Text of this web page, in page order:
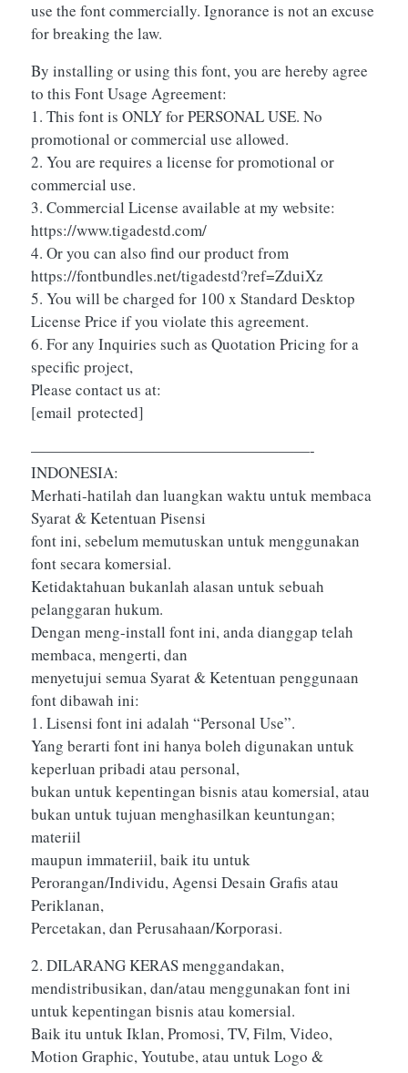
use the font commercially. Ignorance is not an excuse
for breaking the law.
By installing or using this font, you are hereby agree
to this Font Usage Agreement:
1. This font is ONLY for PERSONAL USE. No
promotional or commercial use allowed.
2. You are requires a license for promotional or
commercial use.
3. Commercial License available at my website:
https://www.tigadestd.com/
4. Or you can also find our product from
https://fontbundles.net/tigadestd?ref=ZduiXz
5. You will be charged for 100 x Standard Desktop
License Price if you violate this agreement.
6. For any Inquiries such as Quotation Pricing for a
specific project,
Please contact us at:
[email protected]
——————————————————-
INDONESIA:
Merhati-hatilah dan luangkan waktu untuk membaca
Syarat & Ketentuan Pisensi
font ini, sebelum memutuskan untuk menggunakan
font secara komersial.
Ketidaktahuan bukanlah alasan untuk sebuah
pelanggaran hukum.
Dengan meng-install font ini, anda dianggap telah
membaca, mengerti, dan
menyetujui semua Syarat & Ketentuan penggunaan
font dibawah ini:
1. Lisensi font ini adalah “Personal Use”.
Yang berarti font ini hanya boleh digunakan untuk
keperluan pribadi atau personal,
bukan untuk kepentingan bisnis atau komersial, atau
bukan untuk tujuan menghasilkan keuntungan;
materiil
maupun immateriil, baik itu untuk
Perorangan/Individu, Agensi Desain Grafis atau
Periklanan,
Percetakan, dan Perusahaan/Korporasi.
2. DILARANG KERAS menggandakan,
mendistribusikan, dan/atau menggunakan font ini
untuk kepentingan bisnis atau komersial.
Baik itu untuk Iklan, Promosi, TV, Film, Video,
Motion Graphic, Youtube, atau untuk Logo &